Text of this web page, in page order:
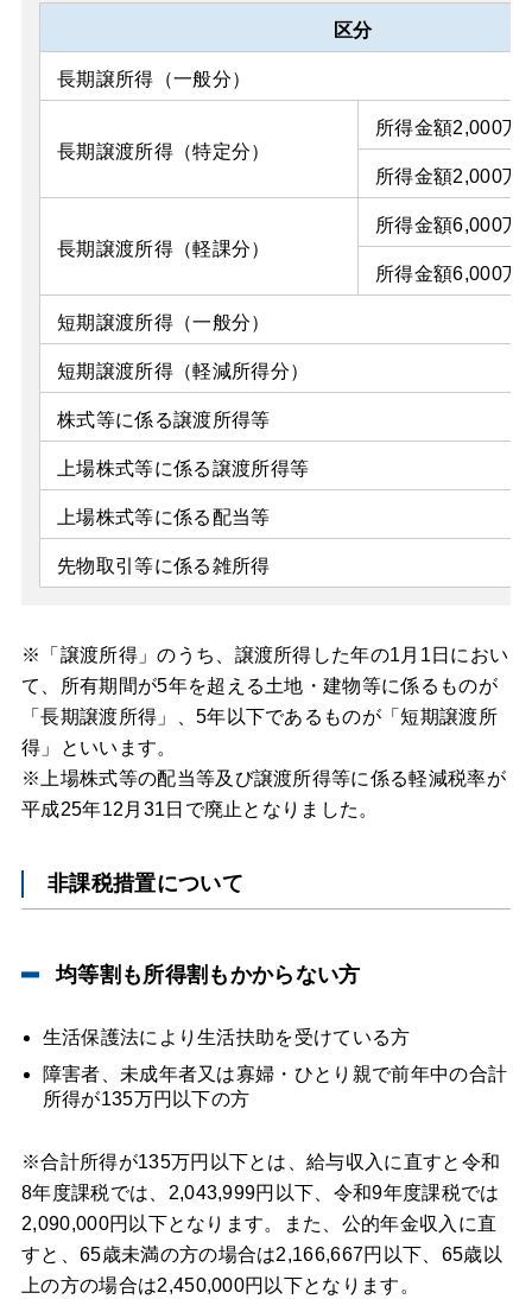
区分
長期譲所得（一般分）
長期譲渡所得（特定分）
所得金額2,000万
所得金額2,000万
長期譲渡所得（軽課分）
所得金額6,000万
所得金額6,000万
短期譲渡所得（一般分）
短期譲渡所得（軽減所得分）
株式等に係る譲渡所得等
上場株式等に係る譲渡所得等
上場株式等に係る配当等
先物取引等に係る雑所得
※「譲渡所得」のうち、譲渡所得した年の1月1日におい
て、所有期間が5年を超える土地・建物等に係るものが
「長期譲渡所得」、5年以下であるものが「短期譲渡所
得」といいます。
※上場株式等の配当等及び譲渡所得等に係る軽減税率が
平成25年12月31日で廃止となりました。
非課税措置について
均等割も所得割もかからない方
生活保護法により生活扶助を受けている方
障害者、未成年者又は寡婦・ひとり親で前年中の合計
所得が135万円以下の方
※合計所得が135万円以下とは、給与収入に直すと令和
8年度課税では、2,043,999円以下、令和9年度課税では
2,090,000円以下となります。また、公的年金収入に直
すと、65歳未満の方の場合は2,166,667円以下、65歳以
上の方の場合は2,450,000円以下となります。